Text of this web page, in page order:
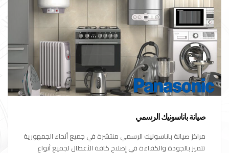
صيانة باناسونيك الرسمي
مراكز صيانة باناسونيك الرسمي منتشرة في جميع أنحاء الجمهورية
تتميز بالجودة والكفاءة في إصلاح كافة الأعطال لجميع أنواع